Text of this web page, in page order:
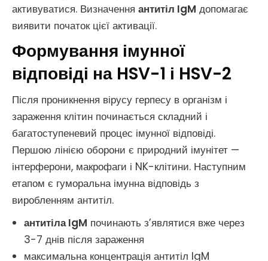
активуватися. Визначення антитіл IgM допомагає
виявити початок цієї активації.
Формування імунної
відповіді на HSV-1 і HSV-2
Після проникнення вірусу герпесу в організм і
зараження клітин починається складний і
багатоступеневий процес імунної відповіді.
Першою лінією оборони є природний імунітет —
інтерферони, макрофаги і NK-клітини. Наступним
етапом є гуморальна імунна відповідь з
виробленням антитіл.
антитіла IgM починають з’являтися вже через
3-7 днів після зараження
максимальна концентрація антитіл IgM